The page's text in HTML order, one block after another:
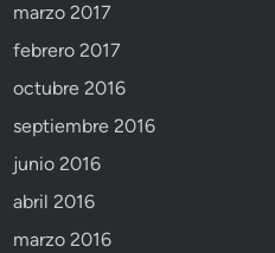
marzo 2017
febrero 2017
octubre 2016
septiembre 2016
junio 2016
abril 2016
marzo 2016